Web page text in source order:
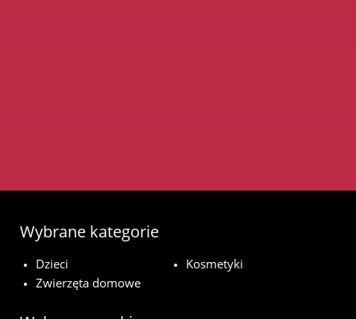
Wybrane kategorie
Dzieci
Kosmetyki
Zwierzęta domowe